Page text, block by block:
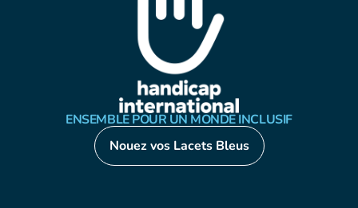
ENSEMBLE POUR UN MONDE INCLUSIF
Nouez vos Lacets Bleus